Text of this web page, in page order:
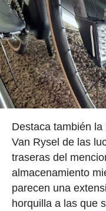
Destaca también
Van Rysel de las
traseras del
almacenamiento
parecen una
horquilla a las que